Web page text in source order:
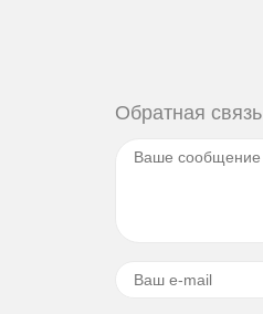
Обратная связь